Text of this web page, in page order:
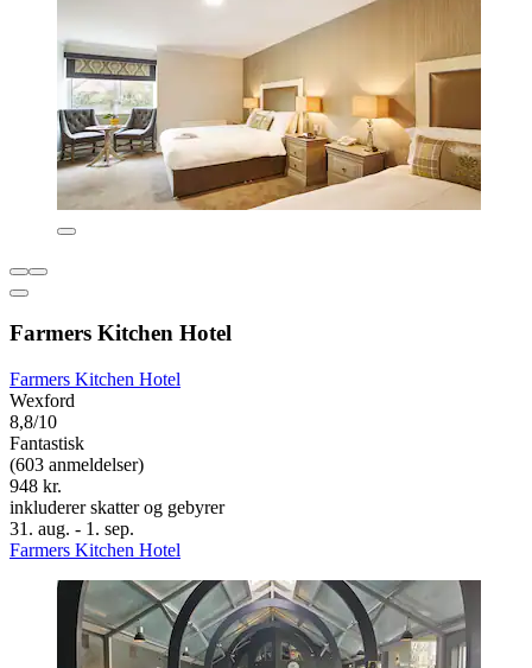
Farmers Kitchen Hotel
Farmers Kitchen Hotel
Wexford
8,8/10
Fantastisk
(603 anmeldelser)
948 kr.
inkluderer skatter og gebyrer
31. aug. - 1. sep.
Farmers Kitchen Hotel